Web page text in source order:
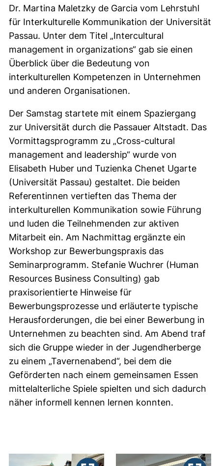
Dr. Martina Maletzky de Garcia vom Lehrstuhl
für Interkulturelle Kommunikation der Universität
Passau. Unter dem Titel „Intercultural
management in organizations“ gab sie einen
Überblick über die Bedeutung von
interkulturellen Kompetenzen in Unternehmen
und anderen Organisationen.
Der Samstag startete mit einem Spaziergang
zur Universität durch die Passauer Altstadt. Das
Vormittagsprogramm zu „Cross-cultural
management and leadership“ wurde von
Elisabeth Huber und Tuzienka Chenet Ugarte
(Universität Passau) gestaltet. Die beiden
Referentinnen vertieften das Thema der
interkulturellen Kommunikation sowie Führung
und luden die Teilnehmenden zur aktiven
Mitarbeit ein. Am Nachmittag ergänzte ein
Workshop zur Bewerbungspraxis das
Seminarprogramm. Stefanie Wuchrer (Human
Resources Business Consulting) gab
praxisorientierte Hinweise für
Bewerbungsprozesse und erläuterte typische
Herausforderungen, die bei einer Bewerbung in
Unternehmen zu beachten sind. Am Abend traf
sich die Gruppe wieder in der Jugendherberge
zu einem „Tavernenabend“, bei dem die
Geförderten nach einem gemeinsamen Essen
mittelalterliche Spiele spielten und sich dadurch
näher informell kennen lernen konnten.